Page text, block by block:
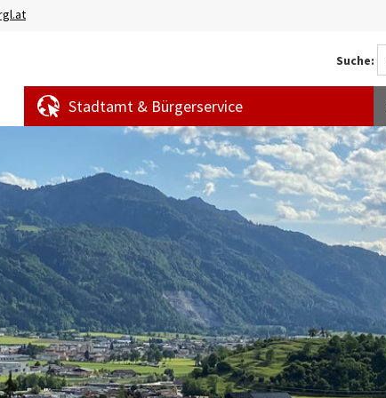
Suche:
Stadtamt & Bürgerservice
Amtstafel
Veranstaltungen
Bürgermeldungen